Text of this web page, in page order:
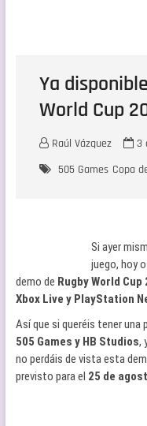
Ya
World Cup
Raúl Vázquez
3
505 Games Copa
Si ayer
juego, hoy
demo de Rugby World Cup
Xbox Live y PlayStation
Así que si queréis tener
505 Games y HB Studios,
no perdáis de vista esta
previsto para el 25 de